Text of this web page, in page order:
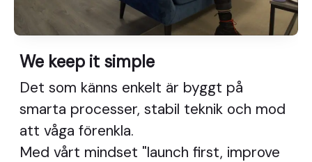
We keep it simple
Det som känns enkelt är byggt på
smarta processer, stabil teknik och mod
att våga förenkla.
Med vårt mindset "launch first, improve